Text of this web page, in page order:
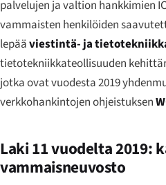
palvelujen ja valtion hankkimien
vammaisten henkilöiden
lepääviestintä- ja
tietotekniikkateollisuuden
jotka ovat vuodesta 2019
verkkohankintojen ohjeistuksen
Laki 11 vuodelta 2019:
vammaisneuvosto